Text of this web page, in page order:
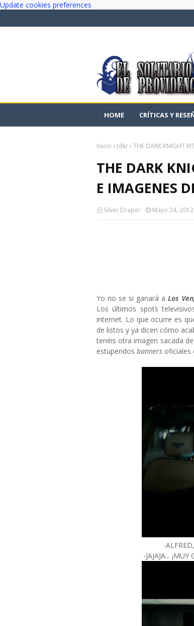
Update cookies preferences
HOME CRÍTICAS Y
Inicio tdkr THE DARK KNIGHT
THE DARK
E IMAGENES
Silver Draper Mayo 24, 2012
Yo no se si ganará a Los
Los últimos spots
internet. Lo que ocurre es
de listos y ya dicen cómo
tenéis otra imagen sacada
estupendos banners oficiales
-
-JAJAJA...